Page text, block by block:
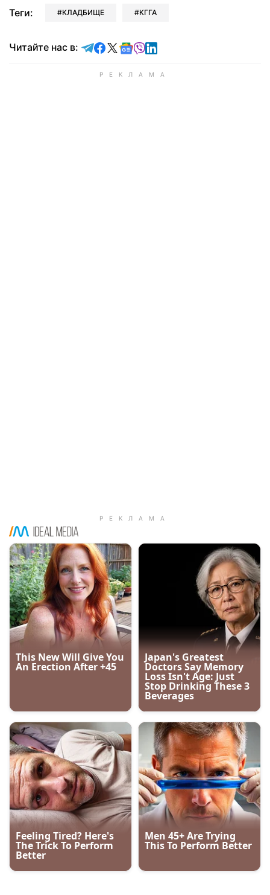
Теги: КЛАДБИЩЕ КГГА
Читайте нас в: Читайте в Telegram
Читайте в Facebook
Читайте в X
Читайте в Google news
Читайте в Viber
Читайте в LinkedIn